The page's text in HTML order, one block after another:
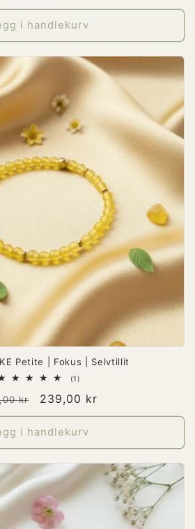
pris
i handlekurv
Petite | Fokus | Selvtillit
(1)
omtaler
kr Salgspris
239,00 kr
i handlekurv